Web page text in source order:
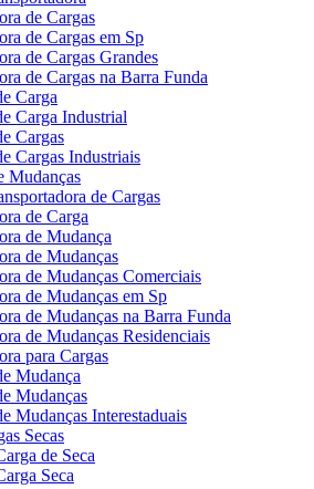
de Cargas
de Cargas em Sp
de Cargas Grandes
de Cargas na Barra Funda
Carga
Carga Industrial
Cargas
Cargas Industriais
Mudanças
de Cargas
de Carga
de Mudança
de Mudanças
de Mudanças Comerciais
de Mudanças em Sp
de Mudanças na Barra Funda
de Mudanças Residenciais
para Cargas
Mudança
Mudanças
Mudanças Interestaduais
Secas
de Seca
Seca